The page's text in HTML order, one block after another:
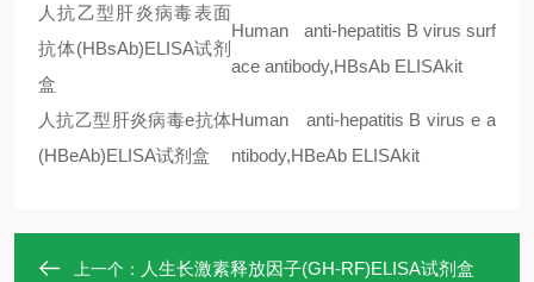
人抗乙型肝炎病毒表面
抗体(HBsAb)ELISA试剂
盒
Human anti-hepatitis B virus surf
ace antibody,HBsAb ELISAkit
人抗乙型肝炎病毒e抗体
(HBeAb)ELISA试剂盒
Human anti-hepatitis B virus e a
ntibody,HBeAb ELISAkit
上一个： 人生长激素释放因子(GH-RF)ELISA试剂盒